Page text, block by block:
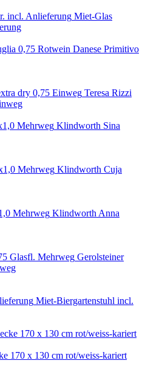
Miet-Glas
Rotwein Danese Primitivo
Teresa Rizzi
Klindworth Sina
Klindworth Cuja
Klindworth Anna
Gerolsteiner
Miet-Biergartenstuhl incl.
170 x 130 cm rot/weiss-kariert